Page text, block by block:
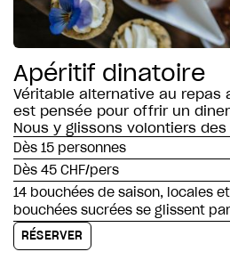
Apéritif dinatoire
Véritable alternative au repas
est pensée pour offrir un
Nous y glissons volontiers
Dès 15 personnes
Dès 45 CHF/pers
14 bouchées de saison, locales
bouchées sucrées se glissent
RÉSERVER